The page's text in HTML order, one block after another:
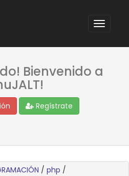
Bienvenido a
Regístrate
/ php /